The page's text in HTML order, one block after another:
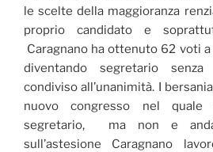
le scelte della maggioranza
proprio candidato e
Caragnano ha ottenuto 62 voti
diventando segretario
condiviso all’unanimità. I
nuovo congresso nel
segretario, ma non e
sull’astesione Caragnano